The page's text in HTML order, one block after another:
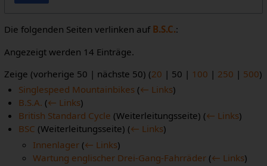
Die folgenden Seiten verlinken auf B.S.C.:
Angezeigt werden 14 Einträge.
Zeige (vorherige 50 | nächste 50) (20 | 50 | 100 | 250 | 500)
Singlespeed Mountainbikes (← Links)
B.S.A. (← Links)
British Standard Cycle (Weiterleitungsseite) (← Links)
BSC (Weiterleitungsseite) (← Links)
Innenlager (← Links)
Wartung englischer Drei-Gang-Fahrräder (← Links)